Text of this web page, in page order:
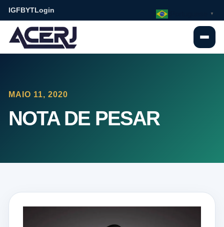
IGFBYTLogin
MAIO 11, 2020
NOTA DE PESAR
▼